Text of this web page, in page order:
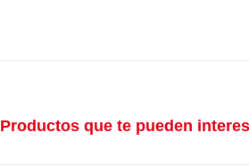
Productos que te pueden